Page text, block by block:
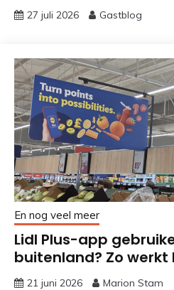
27 juli 2026 Gastblog
En nog veel meer
Lidl Plus-app
buitenland? Zo werkt
21 juni 2026 Marion Stam